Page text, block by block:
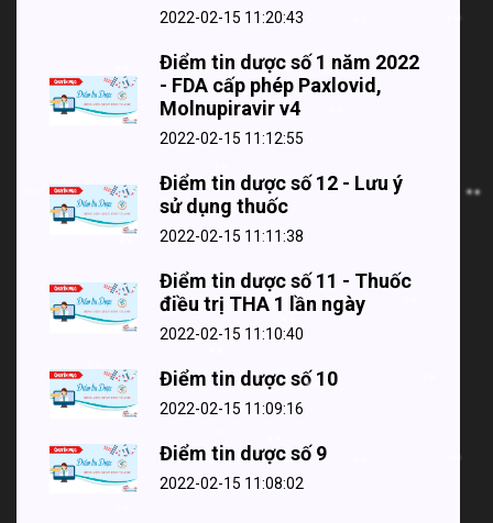
2022-02-15 11:20:43
Điểm tin dược số 1 năm 2022
- FDA cấp phép Paxlovid,
Molnupiravir v4
2022-02-15 11:12:55
Điểm tin dược số 12 - Lưu ý
sử dụng thuốc
2022-02-15 11:11:38
Điểm tin dược số 11 - Thuốc
điều trị THA 1 lần ngày
2022-02-15 11:10:40
Điểm tin dược số 10
2022-02-15 11:09:16
Điểm tin dược số 9
2022-02-15 11:08:02